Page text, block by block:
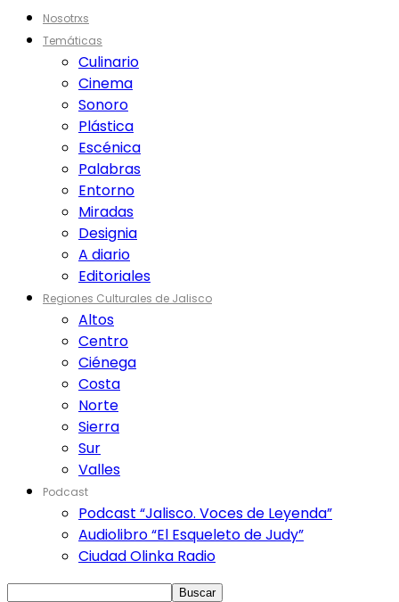
Nosotrxs
Temáticas
Culinario
Cinema
Sonoro
Plástica
Escénica
Palabras
Entorno
Miradas
Designia
A diario
Editoriales
Regiones Culturales de Jalisco
Altos
Centro
Ciénega
Costa
Norte
Sierra
Sur
Valles
Podcast
Podcast “Jalisco. Voces de Leyenda”
Audiolibro “El Esqueleto de Judy”
Ciudad Olinka Radio